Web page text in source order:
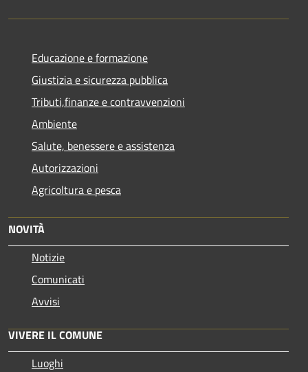
Educazione e formazione
Giustizia e sicurezza pubblica
Tributi,finanze e contravvenzioni
Ambiente
Salute, benessere e assistenza
Autorizzazioni
Agricoltura e pesca
NOVITÀ
Notizie
Comunicati
Avvisi
VIVERE IL COMUNE
Luoghi